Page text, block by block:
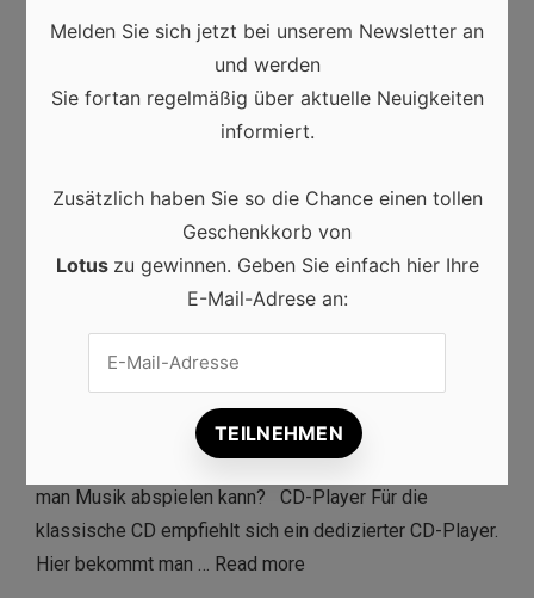
Hier spielt die Musik –
Verschiedene Abspielgeräte
19/10/2020
Ob digital oder analog, Musik wird auf verschiedenen
Medien abgespielt, für die es verschiedene
Abspielgeräte gibt. Welche Geräte gibt es, mit denen
man Musik abspielen kann? CD-Player Für die
klassische CD empfiehlt sich ein dedizierter CD-Player.
Hier bekommt man … Read more
Melden Sie sich jetzt bei unserem Newsletter an
und werden
Sie fortan regelmäßig über aktuelle Neuigkeiten
informiert.
Zusätzlich haben Sie so die Chance einen tollen
Geschenkkorb von
Lotus zu gewinnen. Geben Sie einfach hier Ihre
E-Mail-Adrese an: